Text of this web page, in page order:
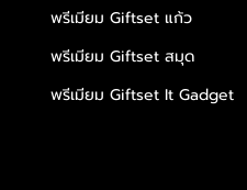
พรีเมียม Giftset แก้ว
พรีเมียม Giftset สมุด
พรีเมียม Giftset It Gadget